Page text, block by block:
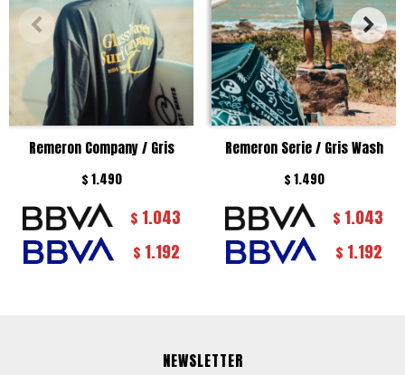
Remeron Company / Gris
$1.490
$ 1.043
$ 1.192
Remeron Serie / Gris Wash
$1.490
$ 1.043
$ 1.192
NEWSLETTER